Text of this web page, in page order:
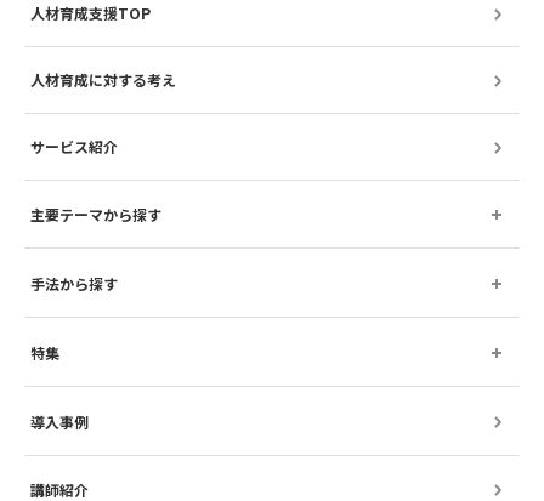
人材育成支援TOP
人材育成に対する考え
サービス紹介
主要テーマから探す
手法から探す
特集
導入事例
講師紹介